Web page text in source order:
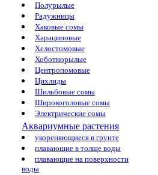
Полурылые
Радужницы
Хаковые сомы
Харациновые
Хелостомовые
Хоботнорылые
Центропомовые
Цихлиды
Шильбовые сомы
Широкоголовые сомы
Электрические сомы
Аквариумные растения
укореняющиеся в грунте
плавающие в толще воды
плавающие на поверхности
воды